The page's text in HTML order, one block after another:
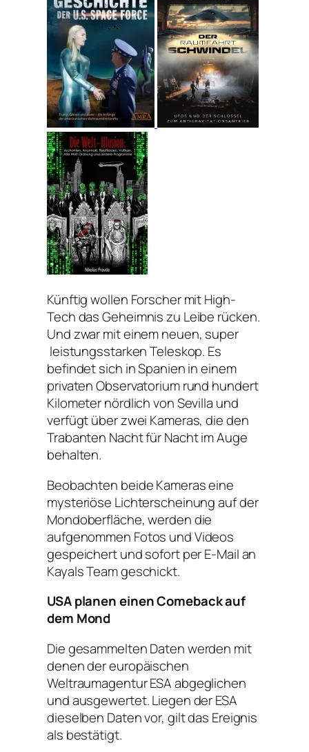
Künftig wollen Forscher mit High-
Tech das Geheimnis zu Leibe rücken.
Und zwar mit einem neuen, super
leistungsstarken Teleskop. Es
befindet sich in Spanien in einem
privaten Observatorium rund hundert
Kilometer nördlich von Sevilla und
verfügt über zwei Kameras, die den
Trabanten Nacht für Nacht im Auge
behalten.
Beobachten beide Kameras eine
mysteriöse Lichterscheinung auf der
Mondoberfläche, werden die
aufgenommen Fotos und Videos
gespeichert und sofort per E-Mail an
Kayals Team geschickt.
USA planen einen Comeback auf
dem Mond
Die gesammelten Daten werden mit
denen der europäischen
Weltraumagentur ESA abgeglichen
und ausgewertet. Liegen der ESA
dieselben Daten vor, gilt das Ereignis
als bestätigt.